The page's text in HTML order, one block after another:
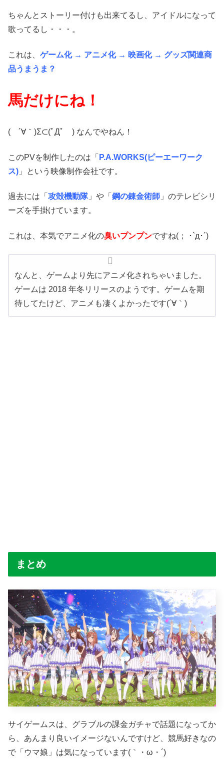
ちゃんとストーリー付けも出来てるし、アイドルになって
歌ってるし・・・。
これは、 ゲーム化 → アニメ化 → 映画化 → グッズ関連商
品うまうま？
馬だけにね！
( ´∀｀)Σ⊂(ﾟДﾟ ) なんでやねん！
このPVを制作したのは「 P.A.WORKS(ピーエーワーク
ス) 」という映像制作会社です。
過去には「 攻殻機動隊」や「 鋼の錬金術師 」のテレビシリ
ーズを手掛けています。
これは、本気でアニメ化の臭いプンプンですね(； ･`д･´)
なんと、ゲームより先にアニメ化されちゃいました。
ゲームは 2018 年冬リリースのようです。ゲームを期
待してたけど、アニメも凄くよかったです(´∀｀)
まとめ
サイゲームスは、グラブルの課金ガチャで話題になってか
ら、あんまり良いイメージないんですけど、競馬好きなの
で「ウマ娘」は気になっています(｀・ω・´)